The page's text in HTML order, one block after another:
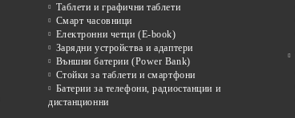
Таблети и графични таблети
Смарт часовници
Електронни четци (E-book)
Зарядни устройства и адаптери
Външни батерии (Power Bank)
Стойки за таблети и смартфони
Батерии за телефони, радиостанции и
дистанционни